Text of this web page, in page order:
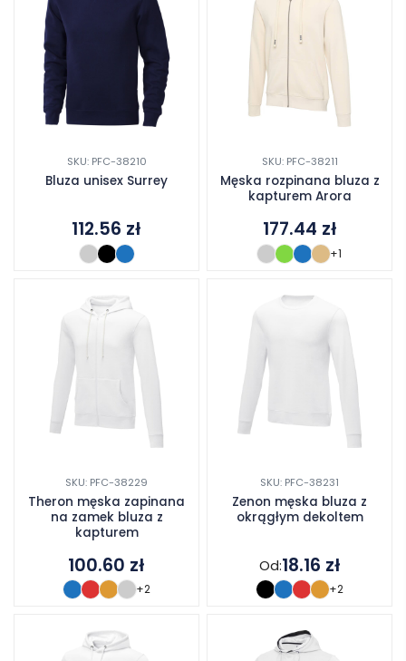
SKU: PFC-38210
Bluza unisex Surrey
112.56 zł
SKU: PFC-38211
Męska rozpinana bluza z
kapturem Arora
177.44 zł
+1
SKU: PFC-38229
Theron męska zapinana
na zamek bluza z
kapturem
100.60 zł
+2
SKU: PFC-38231
Zenon męska bluza z
okrągłym dekoltem
Od:18.16 zł
+2